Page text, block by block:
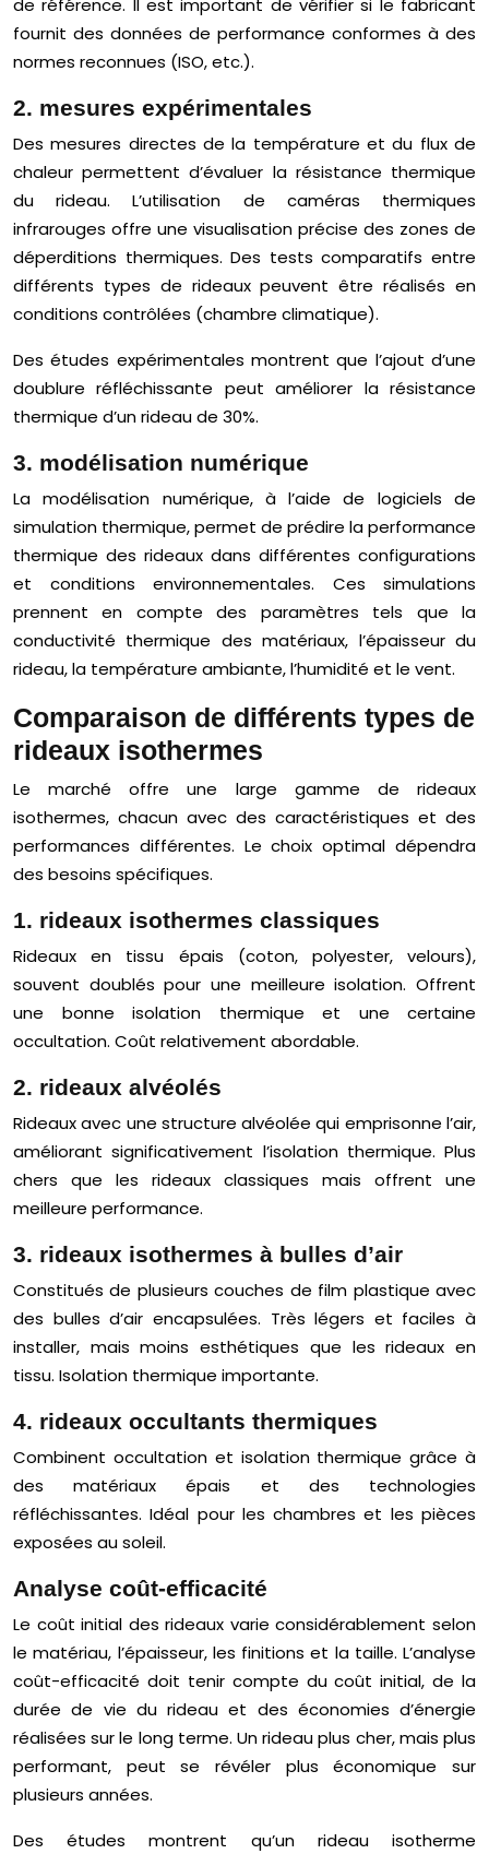
de référence. Il est important de vérifier si le fabricant
fournit des données de performance conformes à des
normes reconnues (ISO, etc.).
2. mesures expérimentales
Des mesures directes de la température et du flux de
chaleur permettent d’évaluer la résistance thermique
du rideau. L’utilisation de caméras thermiques
infrarouges offre une visualisation précise des zones de
déperditions thermiques. Des tests comparatifs entre
différents types de rideaux peuvent être réalisés en
conditions contrôlées (chambre climatique).
Des études expérimentales montrent que l’ajout d’une
doublure réfléchissante peut améliorer la résistance
thermique d’un rideau de 30%.
3. modélisation numérique
La modélisation numérique, à l’aide de logiciels de
simulation thermique, permet de prédire la performance
thermique des rideaux dans différentes configurations
et conditions environnementales. Ces simulations
prennent en compte des paramètres tels que la
conductivité thermique des matériaux, l’épaisseur du
rideau, la température ambiante, l’humidité et le vent.
Comparaison de différents types de
rideaux isothermes
Le marché offre une large gamme de rideaux
isothermes, chacun avec des caractéristiques et des
performances différentes. Le choix optimal dépendra
des besoins spécifiques.
1. rideaux isothermes classiques
Rideaux en tissu épais (coton, polyester, velours),
souvent doublés pour une meilleure isolation. Offrent
une bonne isolation thermique et une certaine
occultation. Coût relativement abordable.
2. rideaux alvéolés
Rideaux avec une structure alvéolée qui emprisonne l’air,
améliorant significativement l’isolation thermique. Plus
chers que les rideaux classiques mais offrent une
meilleure performance.
3. rideaux isothermes à bulles d’air
Constitués de plusieurs couches de film plastique avec
des bulles d’air encapsulées. Très légers et faciles à
installer, mais moins esthétiques que les rideaux en
tissu. Isolation thermique importante.
4. rideaux occultants thermiques
Combinent occultation et isolation thermique grâce à
des matériaux épais et des technologies
réfléchissantes. Idéal pour les chambres et les pièces
exposées au soleil.
Analyse coût-efficacité
Le coût initial des rideaux varie considérablement selon
le matériau, l’épaisseur, les finitions et la taille. L’analyse
coût-efficacité doit tenir compte du coût initial, de la
durée de vie du rideau et des économies d’énergie
réalisées sur le long terme. Un rideau plus cher, mais plus
performant, peut se révéler plus économique sur
plusieurs années.
Des études montrent qu’un rideau isotherme